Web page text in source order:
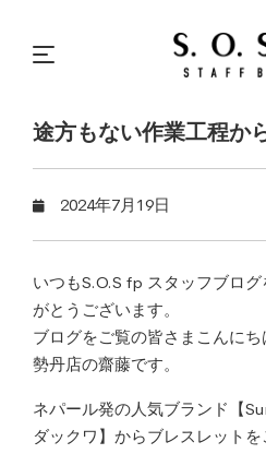
途方もない作業工程か
2024年7月19日
いつもS.O.S fp スタッフブロ
がとうございます。
ブログをご覧の皆さまこんに
勢丹店の齋藤です。
ネパール発の人気ブランド【
ダックワ】からブレスレットを